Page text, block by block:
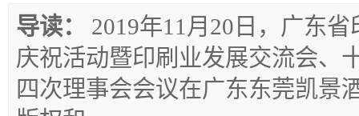
导读：
2019年11月20日，广东
庆祝活动暨印刷业发展交流会、
四次理事会会议在广东东莞凯景